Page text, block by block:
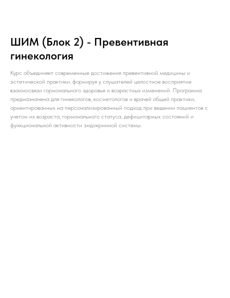
ШИМ (Блок 2) - Превентивная
гинекология
Курс объединяет современные достижения превентивной медицины и
эстетической практики, формируя у слушателей целостное восприятие
взаимосвязи гормонального здоровья и возрастных изменений. Программа
предназначена для гинекологов, косметологов и врачей общей практики,
ориентированных на персонализированный подход при ведении пациентов с
учетом их возраста, гормонального статуса, дефицитарных состояний и
функциональной активности эндокринной системы.